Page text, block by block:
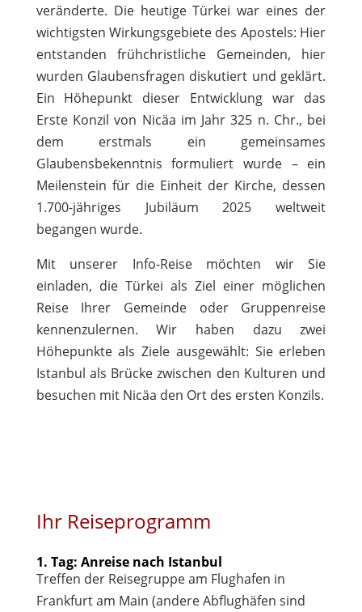
veränderte. Die heutige Türkei war eines der
wichtigsten Wirkungsgebiete des Apostels: Hier
entstanden frühchristliche Gemeinden, hier
wurden Glaubensfragen diskutiert und geklärt.
Ein Höhepunkt dieser Entwicklung war das
Erste Konzil von Nicäa im Jahr 325 n. Chr., bei
dem erstmals ein gemeinsames
Glaubensbekenntnis formuliert wurde – ein
Meilenstein für die Einheit der Kirche, dessen
1.700-jähriges Jubiläum 2025 weltweit
begangen wurde.
Mit unserer Info-Reise möchten wir Sie
einladen, die Türkei als Ziel einer möglichen
Reise Ihrer Gemeinde oder Gruppenreise
kennenzulernen. Wir haben dazu zwei
Höhepunkte als Ziele ausgewählt: Sie erleben
Istanbul als Brücke zwischen den Kulturen und
besuchen mit Nicäa den Ort des ersten Konzils.
Ihr Reiseprogramm
1. Tag: Anreise nach Istanbul
Treffen der Reisegruppe am Flughafen in
Frankfurt am Main (andere Abflughäfen sind